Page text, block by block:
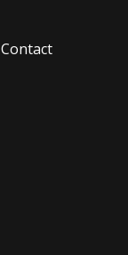
Contact